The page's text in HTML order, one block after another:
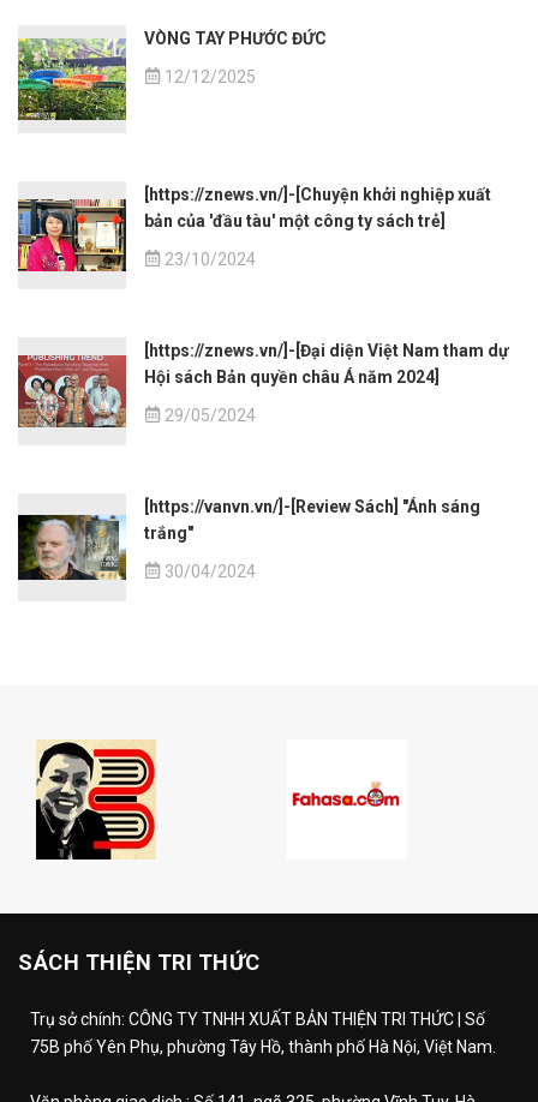
VÒNG TAY PHƯỚC ĐỨC
12/12/2025
[https://znews.vn/]-[Chuyện khởi nghiệp xuất
bản của 'đầu tàu' một công ty sách trẻ]
23/10/2024
[https://znews.vn/]-[Đại diện Việt Nam tham dự
Hội sách Bản quyền châu Á năm 2024]
29/05/2024
[https://vanvn.vn/]-[Review Sách] "Ánh sáng
trắng"
30/04/2024
SÁCH THIỆN TRI THỨC
Trụ sở chính: CÔNG TY TNHH XUẤT BẢN THIỆN TRI THỨC | Số
75B phố Yên Phụ, phường Tây Hồ, thành phố Hà Nội, Việt Nam.